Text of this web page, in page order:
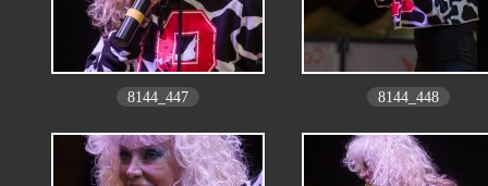
8144_447 8144_448